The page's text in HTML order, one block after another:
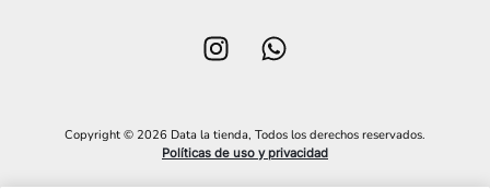
Copyright © 2026 Data la tienda, Todos los derechos reservados.
Políticas de uso y privacidad